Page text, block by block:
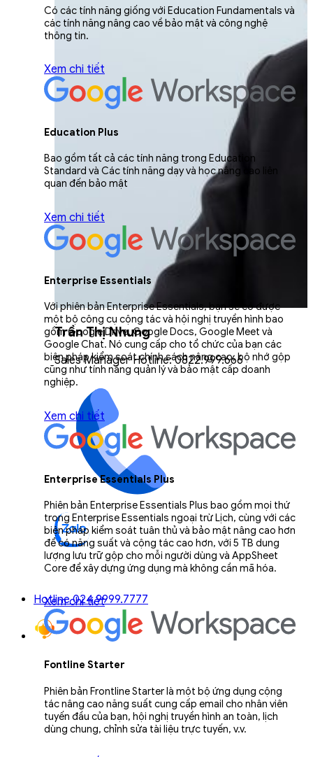
Trần Thị Nhung
Sales Manager Hotline: 0822.999.666
Hotline 024.9999.7777
Có các tính năng giống với Education Fundamentals và
các tính năng nâng cao về bảo mật và công nghệ
thông tin.
Xem chi tiết
Education Plus
Bao gồm tất cả các tính năng trong Education
Standard và Các tính năng dạy và học nâng cao liên
quan đến bảo mật
Xem chi tiết
Enterprise Essentials
Với phiên bản Enterprise Essentials, bạn sẽ có được
một bộ công cụ cộng tác và hội nghị truyền hình bao
gồm Google Drive, Google Docs, Google Meet và
Google Chat. Nó cung cấp cho tổ chức của bạn các
biện pháp kiểm soát chính sách nâng cao, bộ nhớ gộp
cũng như tính năng quản lý và bảo mật cấp doanh
nghiệp.
Xem chi tiết
Enterprise Essentials Plus
Phiên bản Enterprise Essentials Plus bao gồm mọi thứ
trong Enterprise Essentials ngoại trừ Lịch, cùng với các
biện pháp kiểm soát tuân thủ và bảo mật nâng cao hơn
để có năng suất và cộng tác cao hơn, với 5 TB dung
lượng lưu trữ gộp cho mỗi người dùng và AppSheet
Core để xây dựng ứng dụng mà không cần mã hóa.
Xem chi tiết
Fontline Starter
Phiên bản Frontline Starter là một bộ ứng dụng cộng
tác nâng cao năng suất cung cấp email cho nhân viên
tuyến đầu của bạn, hội nghị truyền hình an toàn, lịch
dùng chung, chỉnh sửa tài liệu trực tuyến, v.v.